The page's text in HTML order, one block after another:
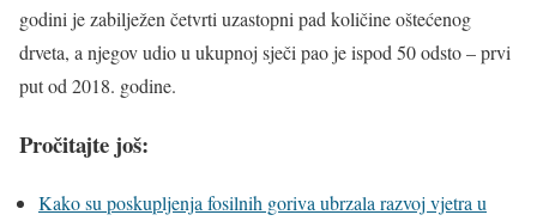
godini je zabilježen četvrti uzastopni pad količine oštećenog
drveta, a njegov udio u ukupnoj sječi pao je ispod 50 odsto – prvi
put od 2018. godine.
Pročitajte još:
Kako su poskupljenja fosilnih goriva ubrzala razvoj vjetra u